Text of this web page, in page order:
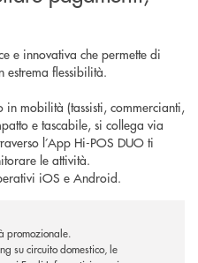
e innovativa che permette di
estrema flessibilità.
in mobilità (tassisti, commercianti,
e tascabile, si collega via
l’App Hi-POS DUO ti
le attività.
iOS e Android.
promozionale.
su circuito domestico, le